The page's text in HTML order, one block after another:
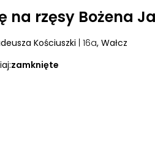
na rzęsy Bożena
Kościuszki | 16a, Wałcz
zamknięte